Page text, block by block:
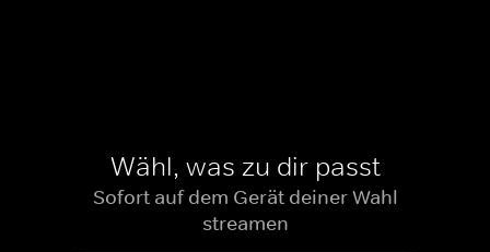
Wähl, was zu dir passt
Sofort auf dem Gerät deiner Wahl
streamen